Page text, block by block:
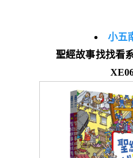
小五
聖經故事找找看